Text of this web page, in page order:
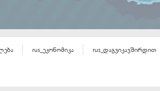
rus_ეკონომიკა rus_დაგვიკავშირდით